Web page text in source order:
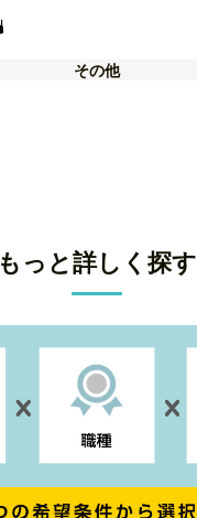
その他
もっと詳しく探す